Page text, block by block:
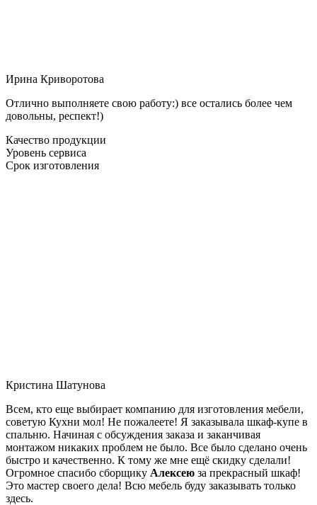
Ирина Криворотова
Отлично выполняете свою работу:) все остались более чем
довольны, респект!)
Качество продукции
Уровень сервиса
Срок изготовления
Кристина Шатунова
Всем, кто еще выбирает компанию для изготовления мебели,
советую Кухни мол! Не пожалеете! Я заказывала шкаф-купе в
спальню. Начиная с обсуждения заказа и заканчивая
монтажом никаких проблем не было. Все было сделано очень
быстро и качественно. К тому же мне ещё скидку сделали!
Огромное спасибо сборщику Алексею за прекрасный шкаф!
Это мастер своего дела! Всю мебель буду заказывать только
здесь.